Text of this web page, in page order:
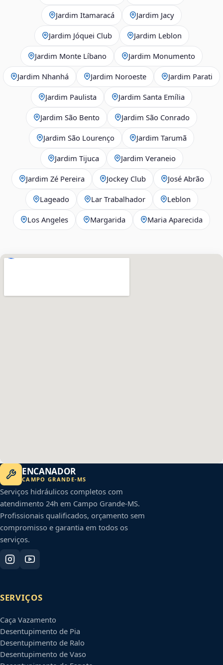
Jardim Itamaracá Jardim Jacy
Jardim Jóquei Club Jardim Leblon
Jardim Monte Líbano Jardim Monumento
Jardim Nhanhá Jardim Noroeste Jardim Parati
Jardim Paulista Jardim Santa Emília
Jardim São Bento Jardim São Conrado
Jardim São Lourenço Jardim Tarumã
Jardim Tijuca Jardim Veraneio
Jardim Zé Pereira Jockey Club José Abrão
Lageado Lar Trabalhador Leblon
Los Angeles Margarida Maria Aparecida
ENCANADOR
CAMPO GRANDE-MS
Serviços hidráulicos completos com
atendimento 24h em Campo Grande-MS.
Profissionais qualificados, orçamento sem
compromisso e garantia em todos os
serviços.
SERVIÇOS
Caça Vazamento
Desentupimento de Pia
Desentupimento de Ralo
Desentupimento de Vaso